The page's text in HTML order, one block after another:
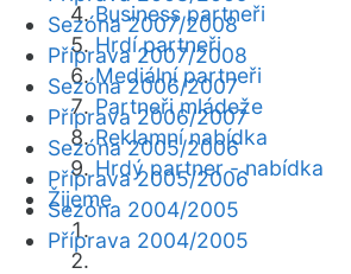
Business partneři
Hrdí partneři
Mediální partneři
Partneři mládeže
Reklamní nabídka
Hrdý partner - nabídka
Žijeme
Sezóna 2007/2008
Příprava 2007/2008
Sezóna 2006/2007
Příprava 2006/2007
Sezóna 2005/2006
Příprava 2005/2006
Sezóna 2004/2005
Příprava 2004/2005